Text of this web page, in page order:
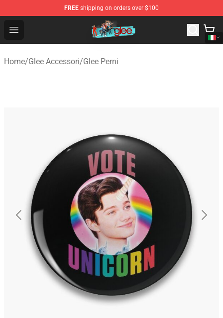
FREE shipping on orders over $100
Open menu
Glee Store - Official Glee Merchandise Shop
Home/Glee Accessori/Glee Perni